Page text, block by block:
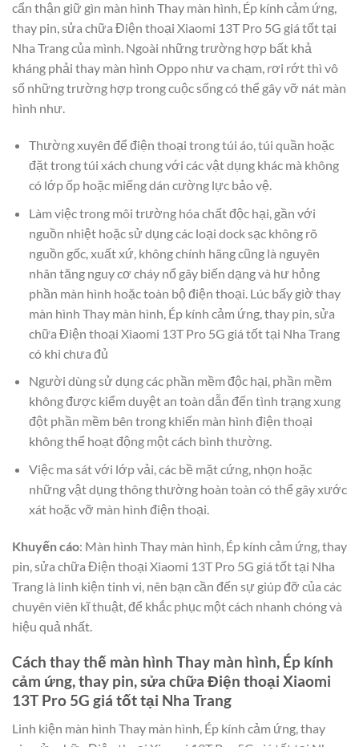
cẩn thận giữ gìn màn hình Thay màn hình, Ép kính cảm ứng,
thay pin, sửa chữa Điện thoại Xiaomi 13T Pro 5G giá tốt tại
Nha Trang của mình. Ngoài những trường hợp bất khả
kháng phải thay màn hình Oppo như va chạm, rơi rớt thì vô
số những trường hợp trong cuộc sống có thể gây vỡ nát màn
hình như.
Thường xuyên để điện thoại trong túi áo, túi quần hoặc
đặt trong túi xách chung với các vật dụng khác mà không
có lớp ốp hoặc miếng dán cường lực bảo vệ.
Làm việc trong môi trường hóa chất độc hại, gần với
nguồn nhiệt hoặc sử dụng các loại dock sạc không rõ
nguồn gốc, xuất xứ, không chính hãng cũng là nguyên
nhân tăng nguy cơ cháy nổ gây biến dạng và hư hỏng
phần màn hình hoặc toàn bộ điện thoại. Lúc bấy giờ thay
màn hình Thay màn hình, Ép kính cảm ứng, thay pin, sửa
chữa Điện thoại Xiaomi 13T Pro 5G giá tốt tại Nha Trang
có khi chưa đủ
Người dùng sử dụng các phần mềm độc hại, phần mềm
không được kiểm duyệt an toàn dẫn đến tình trạng xung
đột phần mềm bên trong khiến màn hình điện thoại
không thể hoạt động một cách bình thường.
Việc ma sát với lớp vải, các bề mặt cứng, nhọn hoặc
những vật dụng thông thường hoàn toàn có thể gây xước
xát hoặc vỡ màn hình điện thoại.
Khuyến cáo: Màn hình Thay màn hình, Ép kính cảm ứng, thay
pin, sửa chữa Điện thoại Xiaomi 13T Pro 5G giá tốt tại Nha
Trang là linh kiện tinh vi, nên bạn cần đến sự giúp đỡ của các
chuyên viên kĩ thuật, để khắc phục một cách nhanh chóng và
hiệu quả nhất.
Cách thay thế màn hình Thay màn hình, Ép kính
cảm ứng, thay pin, sửa chữa Điện thoại Xiaomi
13T Pro 5G giá tốt tại Nha Trang
Linh kiện màn hình Thay màn hình, Ép kính cảm ứng, thay